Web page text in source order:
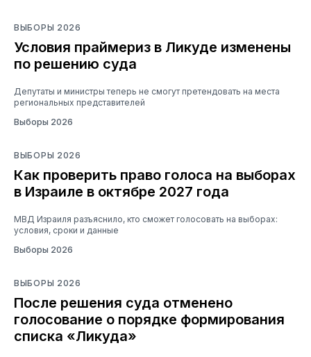
ВЫБОРЫ 2026
Условия праймериз в Ликуде изменены
по решению суда
Депутаты и министры теперь не смогут претендовать на места
региональных представителей
Выборы 2026
ВЫБОРЫ 2026
Как проверить право голоса на выборах
в Израиле в октябре 2027 года
МВД Израиля разъяснило, кто сможет голосовать на выборах:
условия, сроки и данные
Выборы 2026
ВЫБОРЫ 2026
После решения суда отменено
голосование о порядке формирования
списка «Ликуда»